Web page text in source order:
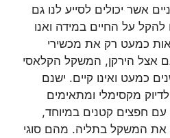
אשר יכולים לסייע לנו גם
על החיים במידה ואנו
כמעט רק את מכשירי
אצל הירקן, המשקל הקלאסי
כמעט ואינו קיים. ישנם
מקסימלי ומתאימים
חפצים קטנים במיוחד,
את המשקל בתליה. מהם סוגי